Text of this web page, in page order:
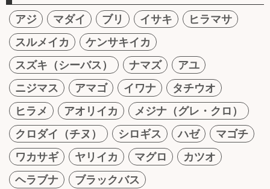
アジ マダイ ブリ イサキ
ヒラマサ
スルメイカ
ケンサキイカ
スズキ（シーバス）
ナマズ
アユ
ニジマス
アマゴ イワナ
タチウオ
ヒラメ
アオリイカ
メジナ（グレ・クロ）
クロダイ（チヌ）
シロギス ハゼ
マゴチ
ワカサギ
ヤリイカ マグロ
カツオ
ヘラブナ
ブラックバス